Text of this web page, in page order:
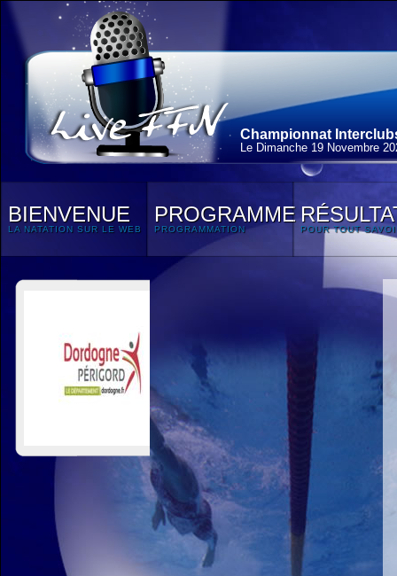
Championnat
Le Dimanche 19 Novembre
BIENVENUE
LA NATATION SUR LE WEB
PROGRAMME
PROGRAMMATION POUR TOUT